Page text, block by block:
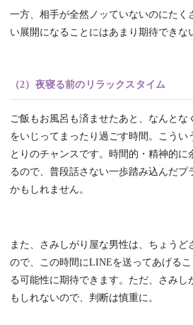
一方、相手が全然ノッていないのにた
い展開になることにはあまり期待できな
（2）夜寝る前のリラックスタイム
ご飯もお風呂も済ませたあと、なんとな
をいじってまったり過ごす時間。こうい
とりのチャンスです。時間的・精神的に
るので、普段話さない一歩踏み込んだプ
かもしれません。
また、さみしがり屋な男性は、ちょうど
ので、この時間にLINEを送ってあげる
る可能性に期待できます。ただ、さみし
もしれないので、判断は慎重に。